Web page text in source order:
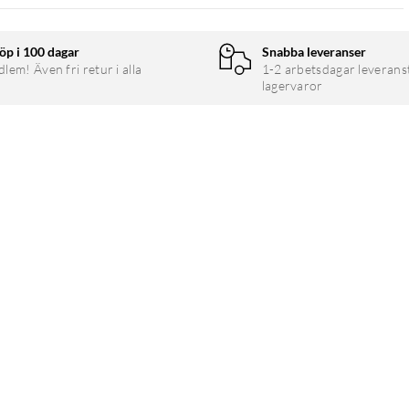
i 100 dagar
Även fri retur i alla
Snabba leveranser
1-2 arbetsdagar
lagervaror